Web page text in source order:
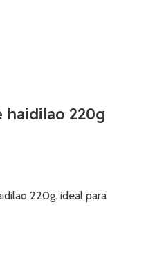
haidilao 220g
220g. ideal para